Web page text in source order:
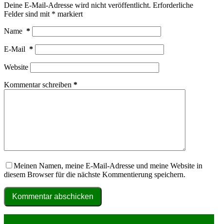
Deine E-Mail-Adresse wird nicht veröffentlicht. Erforderliche
Felder sind mit * markiert
Name *
E-Mail *
Website
Kommentar schreiben *
Meinen Namen, meine E-Mail-Adresse und meine Website in
diesem Browser für die nächste Kommentierung speichern.
Kommentar abschicken